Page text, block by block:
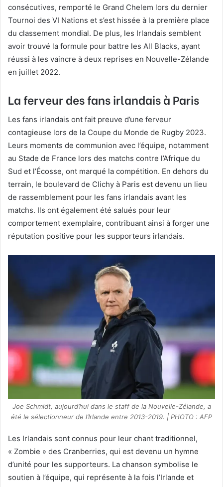
consécutives, remporté le Grand Chelem lors du dernier
Tournoi des VI Nations et s’est hissée à la première place
du classement mondial. De plus, les Irlandais semblent
avoir trouvé la formule pour battre les All Blacks, ayant
réussi à les vaincre à deux reprises en Nouvelle-Zélande
en juillet 2022.
La ferveur des fans irlandais à Paris
Les fans irlandais ont fait preuve d’une ferveur
contagieuse lors de la Coupe du Monde de Rugby 2023.
Leurs moments de communion avec l’équipe, notamment
au Stade de France lors des matchs contre l’Afrique du
Sud et l’Écosse, ont marqué la compétition. En dehors du
terrain, le boulevard de Clichy à Paris est devenu un lieu
de rassemblement pour les fans irlandais avant les
matchs. Ils ont également été salués pour leur
comportement exemplaire, contribuant ainsi à forger une
réputation positive pour les supporteurs irlandais.
Joe Schmidt, aujourd’hui dans le staff de la Nouvelle-Zélande, a
été le sélectionneur de l’Irlande entre 2013-2019. | PHOTO : AFP
Les Irlandais sont connus pour leur chant traditionnel,
« Zombie » des Cranberries, qui est devenu un hymne
d’unité pour les supporteurs. La chanson symbolise le
soutien à l’équipe, qui représente à la fois l’Irlande et